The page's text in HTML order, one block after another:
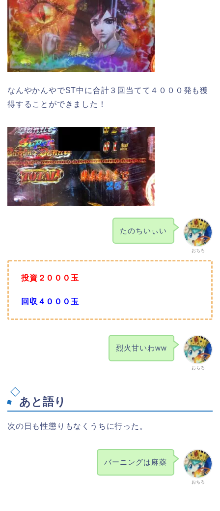
なんやかんやでST中に合計３回当てて４０００発も獲
得することができました！
おちろ
たのちいぃい
投資２０００玉
回収４０００玉
おちろ
烈火甘いわww
あと語り
次の日も性懲りもなくうちに行った。
おちろ
バーニングは麻薬